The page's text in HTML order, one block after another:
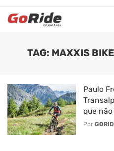
TAG: MAXXIS
Paulo
que
Por